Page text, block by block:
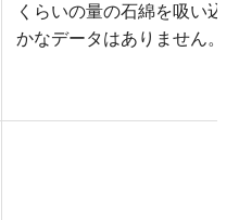
くらいの量の石綿を吸い込
かなデータはありません。